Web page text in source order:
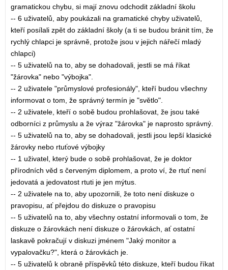
gramatickou chybu, si mají znovu odchodit základní školu
-- 6 uživatelů, aby poukázali na gramatické chyby uživatelů,
kteří posílali zpět do základní školy (a ti se budou bránit tím, že
rychlý chlapci je správně, protože jsou v jejich nářečí mladý
chlapci)
-- 5 uživatelů na to, aby se dohadovali, jestli se má říkat
"žárovka" nebo "výbojka".
-- 2 uživatele "průmyslové profesionály", kteří budou všechny
informovat o tom, že správný termín je "světlo".
-- 2 uživatele, kteří o sobě budou prohlašovat, že jsou také
odborníci z průmyslu a že výraz "žárovka" je naprosto správný.
-- 5 uživatelů na to, aby se dohadovali, jestli jsou lepší klasické
žárovky nebo rtuťové výbojky
-- 1 uživatel, který bude o sobě prohlašovat, že je doktor
přírodních věd s červeným diplomem, a proto ví, že rtuť není
jedovatá a jedovatost rtuti je jen mýtus.
-- 2 uživatele na to, aby upozornili, že toto není diskuze o
pravopisu, ať přejdou do diskuze o pravopisu
-- 5 uživatelů na to, aby všechny ostatní informovali o tom, že
diskuze o žárovkách není diskuze o žárovkách, ať ostatní
laskavě pokračují v diskuzi jménem "Jaký monitor a
vypalovačku?", která o žárovkách je.
-- 5 uživatelů k obraně příspěvků této diskuze, kteří budou říkat